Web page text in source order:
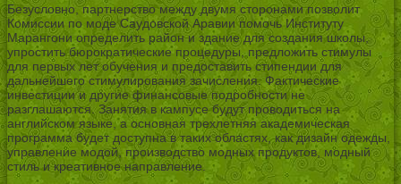
Безусловно, партнерство между двумя сторонами позволит
Комиссии по моде Саудовской Аравии помочь Институту
Марангони определить район и здание для создания школы,
упростить бюрократические процедуры, предложить стимулы
для первых лет обучения и предоставить стипендии для
дальнейшего стимулирования зачисления. Фактические
инвестиции и другие финансовые подробности не
разглашаются. Занятия в кампусе будут проводиться на
английском языке, а основная трехлетняя академическая
программа будет доступна в таких областях, как дизайн одежды,
управление модой, производство модных продуктов, модный
стиль и креативное направление.